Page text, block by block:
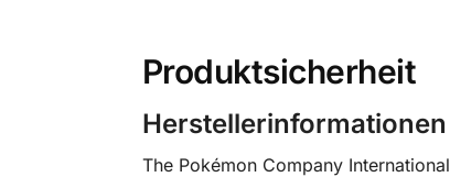
Produktsicherheit
Herstellerinformationen
The Pokémon Company International